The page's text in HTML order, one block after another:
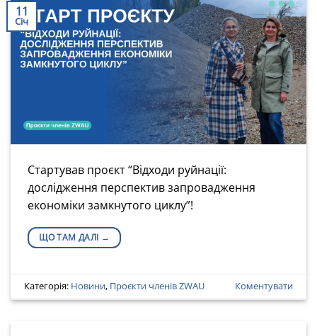
11
Січ
Стартував проєкт “Відходи руйнації:
дослідження перспектив запровадження
економіки замкнутого циклу”!
ЩО ТАМ ДАЛІ →
Категорія: Новини, Проєкти членів ZWAU Коментувати